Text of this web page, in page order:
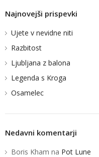
Najnovejši prispevki
Ujete v nevidne niti
Razbitost
Ljubljana z balona
Legenda s Kroga
Osamelec
Nedavni komentarji
Boris Kham na Pot Lune